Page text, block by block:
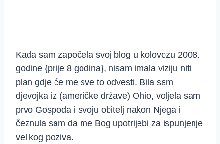
Kada sam započela svoj blog u kolovozu 2008.
godine {prije 8 godina}, nisam imala viziju niti
plan gdje će me sve to odvesti. Bila sam
djevojka iz (američke države) Ohio, voljela sam
prvo Gospoda i svoju obitelj nakon Njega i
čeznula sam da me Bog upotrijebi za ispunjenje
velikog poziva.